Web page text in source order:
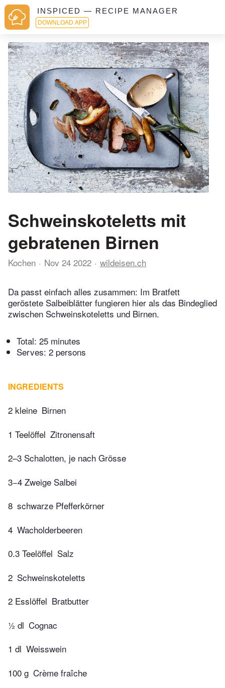
INSPICED — RECIPE MANAGER
DOWNLOAD APP
Schweinskoteletts mit
gebratenen Birnen
Kochen Nov 24 2022 wildeisen.ch
Da passt einfach alles zusammen: Im Bratfett
geröstete Salbeiblätter fungieren hier als das Bindeglied
zwischen Schweinskoteletts und Birnen.
Total: 25 minutes
Serves: 2 persons
INGREDIENTS
2 kleine Birnen
1 Teelöffel Zitronensaft
2–3 Schalotten, je nach Grösse
3−4 Zweige Salbei
8 schwarze Pfefferkörner
4 Wacholderbeeren
0.3 Teelöffel Salz
2 Schweinskoteletts
2 Esslöffel Bratbutter
½ dl Cognac
1 dl Weisswein
100 g Crème fraîche